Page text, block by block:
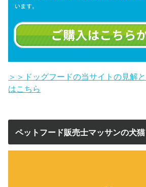
＞＞ドッグフードの当サイトの見解
はこちら
ペットフード販売士マッサンの犬